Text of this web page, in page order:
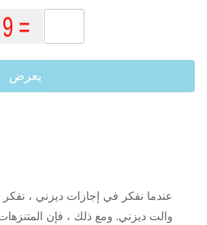
يعرض
عندما نفكر في إجازات ديزني ،
والت ديزني. ومع ذلك ، فإن